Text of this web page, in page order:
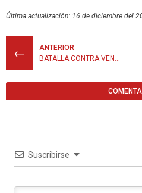
Última actualización: 16 de diciembre del
←
ANTERIOR
BATALLA CONTRA VENUS
Suscribirse